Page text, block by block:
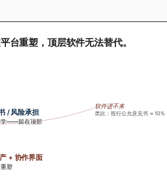
台重塑，顶层软件无法替代。
/ 风险承担
学——留在顶部
+ 协作界面
塑
软件进不来
类比：投行公允意见书 ≈ 10%